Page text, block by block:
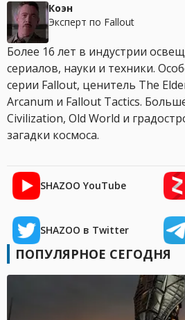
Коэн
Эксперт по Fallout
Более 16 лет в индустрии
сериалов, науки и техники.
серии Fallout, ценитель The
Arcanum и Fallout Tactics.
Civilization, Old World и
загадки космоса.
SHAZOO YouTube
SHAZOO в Twitter
ПОПУЛЯРНОЕ СЕГОДНЯ